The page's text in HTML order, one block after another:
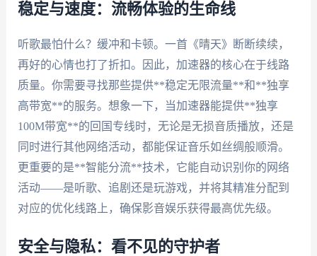
稳定与速度：流畅体验的生命线
听歌最怕什么？缓冲和卡顿。一首《晴天》断断续续，
再好的心情也打了折扣。因此，加速器的核心在于线路
质量。你需要寻找那些提供**稳定无限流量**和**独享
高带宽**的服务。想象一下，当加速器能提供**独享
100M带宽**的回国专线时，无论是无损音质播放，还是
同时进行其他网络活动，都能保证音乐如丝绸般顺滑。
更重要的是**智能分流**技术，它能自动识别你的网络
活动——是听歌、追剧还是玩游戏，并将其精准分配到
对应的优化线路上，确保影音娱乐获得最高优先级。
安全与隐私：看不见的守护者